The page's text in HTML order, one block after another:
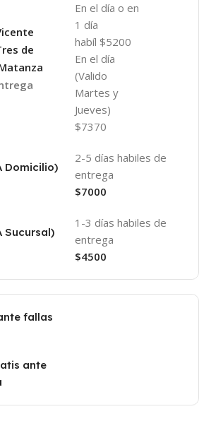
de
En el día o en
1 día
habíl $5200
En el día
(Valido
Martes y
Jueves)
$7370
Domicilio)
2-5 días habiles de
entrega
$7000
Sucursal)
1-3 días habiles de
entrega
$4500
fallas
ante